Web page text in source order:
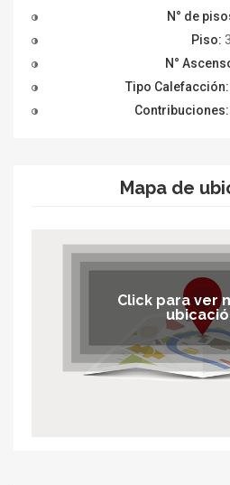
N° de
Piso: 3
N°
Tipo Calefacción:
Contribuciones:
Mapa de
Click para ver